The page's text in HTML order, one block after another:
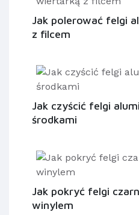
Jak polerować felgi
z filcem
Jak czyścić felgi
środkami
Jak pokryć felgi
winylem